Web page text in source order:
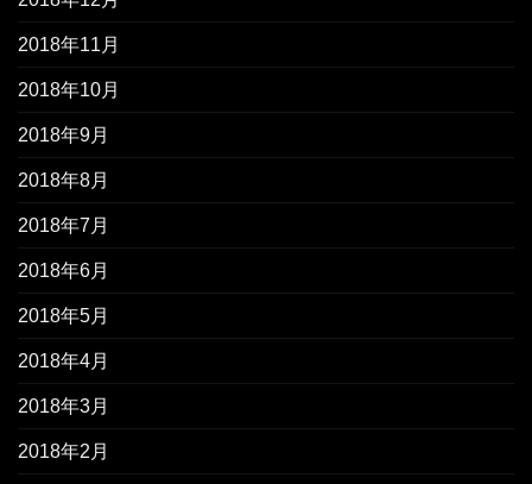
2018年11月
2018年10月
2018年9月
2018年8月
2018年7月
2018年6月
2018年5月
2018年4月
2018年3月
2018年2月